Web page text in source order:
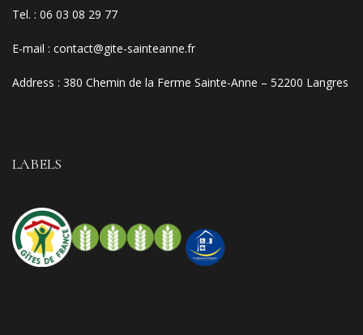
Tel. : 06 03 08 29 77
E-mail : contact@gite-sainteanne.fr
Address : 380 Chemin de la Ferme Sainte-Anne – 52200 Langres
LABELS